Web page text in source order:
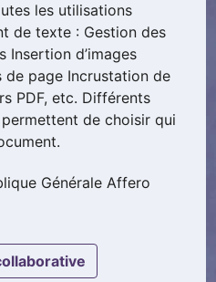
les utilisations
de texte : Gestion des
Insertion d’images
de page Incrustation de
PDF, etc. Différents
de choisir qui
Générale Affero